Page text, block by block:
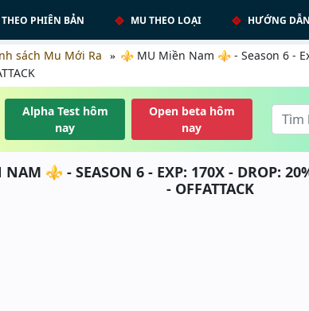
PHIÊN BẢN MU THEO LOẠI HƯỚNG
sách Mu Mới Ra
⚜️ MU Miền Nam ⚜️ - Season 6 -
Alpha Test hôm
nay
Open beta hôm
nay
⚜️ - SEASON 6 - EXP: 170X - DROP:
- OFFATTACK